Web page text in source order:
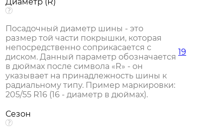
Посадочный диаметр шины - это
размер той части покрышки, которая
непосредственно соприкасается с
диском. Данный параметр обозначается
в дюймах после символа «R» - он
указывает на принадлежность шины к
радиальному типу. Пример маркировки:
205/55 R16 (16 - диаметр в дюймах).
19
Сезон